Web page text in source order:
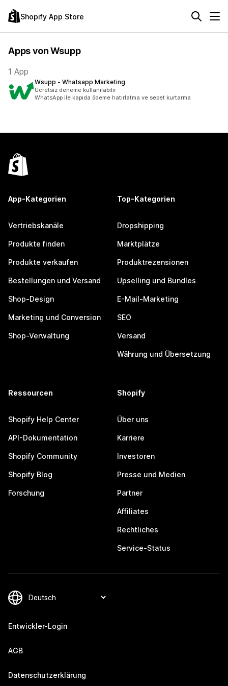
Shopify App Store
Apps von Wsupp
1 App
Wsupp ‑ Whatsapp Marketing
Ücretsiz deneme kullanılabilir
WhatsApp ile kapıda ödeme hatırlatma ve sepet kurtarma
App-Kategorien
Vertriebskanäle
Produkte finden
Produkte verkaufen
Bestellungen und Versand
Shop-Design
Marketing und Conversion
Shop-Verwaltung
Top-Kategorien
Dropshipping
Marktplätze
Produktrezensionen
Upselling und Bundles
E-Mail-Marketing
SEO
Versand
Währung und Übersetzung
Ressourcen
Shopify Help Center
API-Dokumentation
Shopify Community
Shopify Blog
Forschung
Shopify
Über uns
Karriere
Investoren
Presse und Medien
Partner
Affiliates
Rechtliches
Service-Status
Entwickler-Login
AGB
Datenschutzerklärung